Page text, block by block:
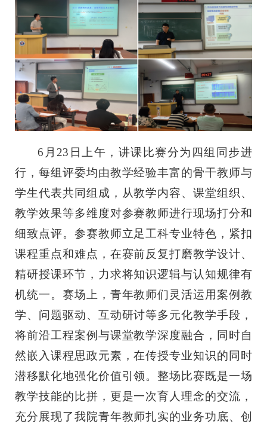
6月23日上午，讲课比赛分为四组同步进
行，每组评委均由教学经验丰富的骨干教师与
学生代表共同组成，从教学内容、课堂组织、
教学效果等多维度对参赛教师进行现场打分和
细致点评。参赛教师立足工科专业特色，紧扣
课程重点和难点，在赛前反复打磨教学设计、
精研授课环节，力求将知识逻辑与认知规律有
机统一。赛场上，青年教师们灵活运用案例教
学、问题驱动、互动研讨等多元化教学手段，
将前沿工程案例与课堂教学深度融合，同时自
然嵌入课程思政元素，在传授专业知识的同时
潜移默化地强化价值引领。整场比赛既是一场
教学技能的比拼，更是一次育人理念的交流，
充分展现了我院青年教师扎实的业务功底、创